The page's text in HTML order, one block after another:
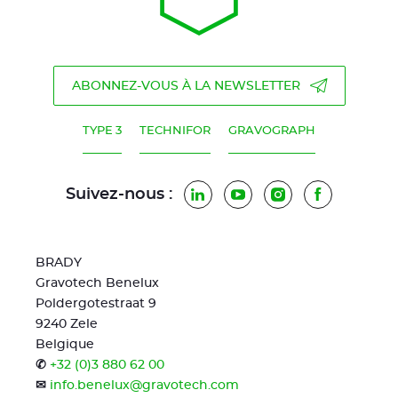
ABONNEZ-VOUS À LA NEWSLETTER
TYPE 3 TECHNIFOR GRAVOGRAPH
Suivez-nous : LinkedInYouTubeInstagramFacebook
BRADY
Gravotech Benelux
Poldergotestraat 9
9240 Zele
Belgique
✆ +32 (0)3 880 62 00
✉ info.benelux@gravotech.com